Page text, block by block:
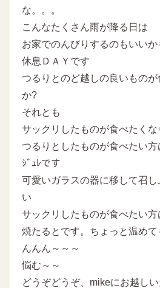
な。。。
こんなたくさん雨が降る日は
お家でのんびりするのもいいか
休息ＤＡＹです
つるりとのど越しの良いもの
か?
それとも
サックリしたものが食べたく
つるりとしたものが食べたい方
ｼﾞｭﾚです
可愛いガラスの器に移して召
い
サックリしたものが食べたい方
焼たるとです。ちょっと温めて
んんん～～～
悩む～～
どうぞどうぞ、mikeにお越し